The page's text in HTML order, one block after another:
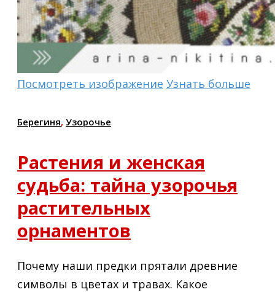
Посмотреть изображение Узнать больше
Берегиня, Узорочье
Растения и женская
судьба: тайна узорочья
растительных
орнаментов
Почему наши предки прятали древние
символы в цветах и травах. Какое